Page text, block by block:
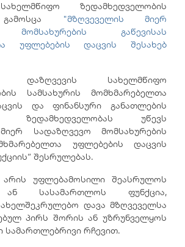
ზედამხედველობის
"მზღვეველის მიერ
მომსახურების გაწევისას
უფლებების დაცვის შესახებ
დაზღვევის სახელმწიფო
სამსახურის მომხმარებელთა
და ფინანსური განათლების
ზედამხედველობას უწევს
სადაზღვევო მომსახურების
უფლებების დაცვის
შესრულებას.
არის უფლებამოსილი შეასრულოს
ან სასამართლოს ფუნქცია,
დავა მზღვეველსა
პირს შორის ან უზრუნველყოს
სამართლებრივი რჩევით.